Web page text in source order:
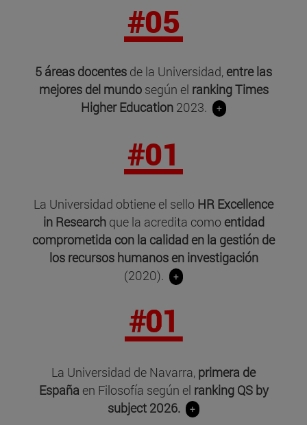
#05
5 áreas docentes de la Universidad, entre las
mejores del mundo según el ranking Times
Higher Education 2023. +
#01
La Universidad obtiene el sello HR Excellence
in Researchque la acredita como entidad
comprometida con la calidad en la gestión de
los recursos humanos en investigación
(2020).
+
La Universidad de Navarra, primera de
España en Filosofía según el ranking QS by
subject 2026. +